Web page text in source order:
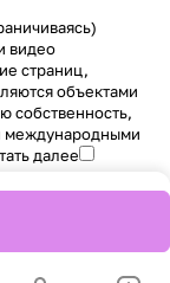
видео
страниц,
объектами
собственность,
международными
далее